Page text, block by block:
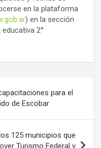
en la plataforma
) en la sección
2°
para el
de Escobar
125 municipios que
Turismo Federal y